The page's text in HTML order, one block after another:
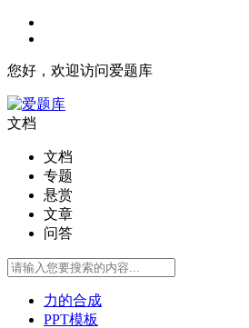
您好，欢迎访问爱题库
文档
文档
专题
悬赏
文章
问答
力的合成
PPT模板